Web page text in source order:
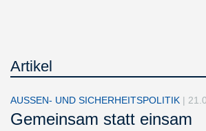
Artikel
AUSSEN- UND SICHERHEITSPOLITIK |
Gemeinsam statt einsam